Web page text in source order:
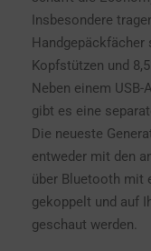
Insbesondere
Kopfstützen und
Neben einem
gibt es eine
Die neueste
entweder mit den
über Bluetooth mit
gekoppelt und auf
geschaut werden.